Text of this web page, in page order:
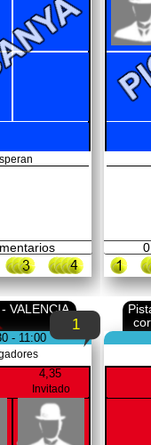
0
VALENCIA
- 11:00
4,35
Invitado
1